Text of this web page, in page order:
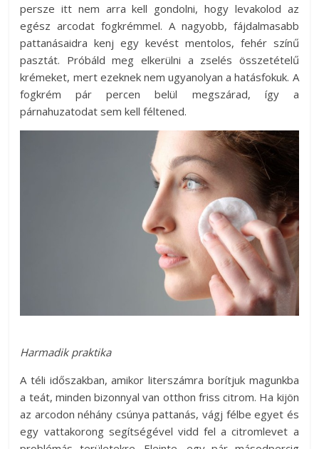
persze itt nem arra kell gondolni, hogy levakolod az
egész arcodat fogkrémmel. A nagyobb, fájdalmasabb
pattanásaidra kenj egy kevést mentolos, fehér színű
pasztát. Próbáld meg elkerülni a zselés összetételű
krémeket, mert ezeknek nem ugyanolyan a hatásfokuk. A
fogkrém pár percen belül megszárad, így a
párnahuzatodat sem kell féltened.
Harmadik praktika
A téli időszakban, amikor literszámra borítjuk magunkba
a teát, minden bizonnyal van otthon friss citrom. Ha kijön
az arcodon néhány csúnya pattanás, vágj félbe egyet és
egy vattakorong segítségével vidd fel a citromlevet a